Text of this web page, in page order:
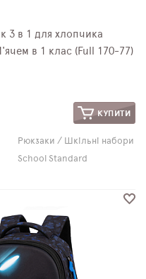
3 в 1 для хлопчика
в 1 клас (Full 170-77)
КУПИТИ
Рюкзаки / Шкільні набори
School Standard